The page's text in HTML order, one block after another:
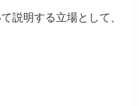
説明する立場として、